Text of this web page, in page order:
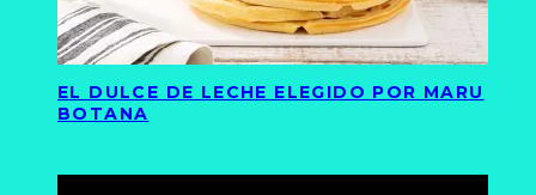
EL DULCE DE LECHE ELEGIDO POR MARU
BOTANA